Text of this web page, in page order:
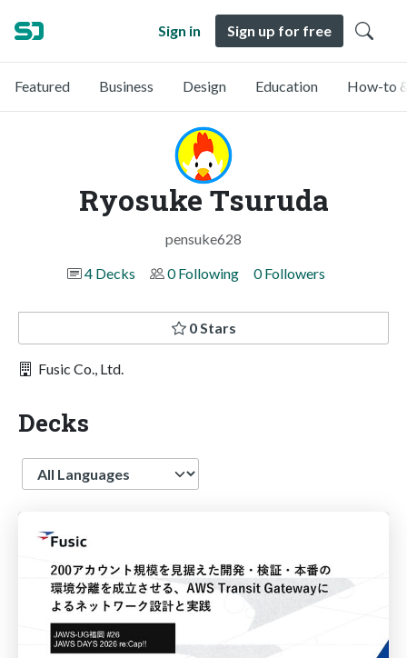
Sign in Sign up for free
Featured Business Design Education How-to
Ryosuke Tsuruda
pensuke628
4 Decks
0 Following 0 Followers
0 Stars
Fusic Co., Ltd.
Decks
Language